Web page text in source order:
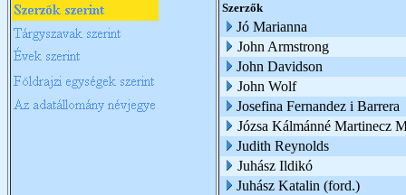
Szerzők
Jó Marianna
John Armstrong
John Davidson
John Wolf
Josefina Fernandez i Barrera
Józsa Kálmánné Martinecz
Judith Reynolds
Juhász Ildikó
Juhász Katalin (ford.)